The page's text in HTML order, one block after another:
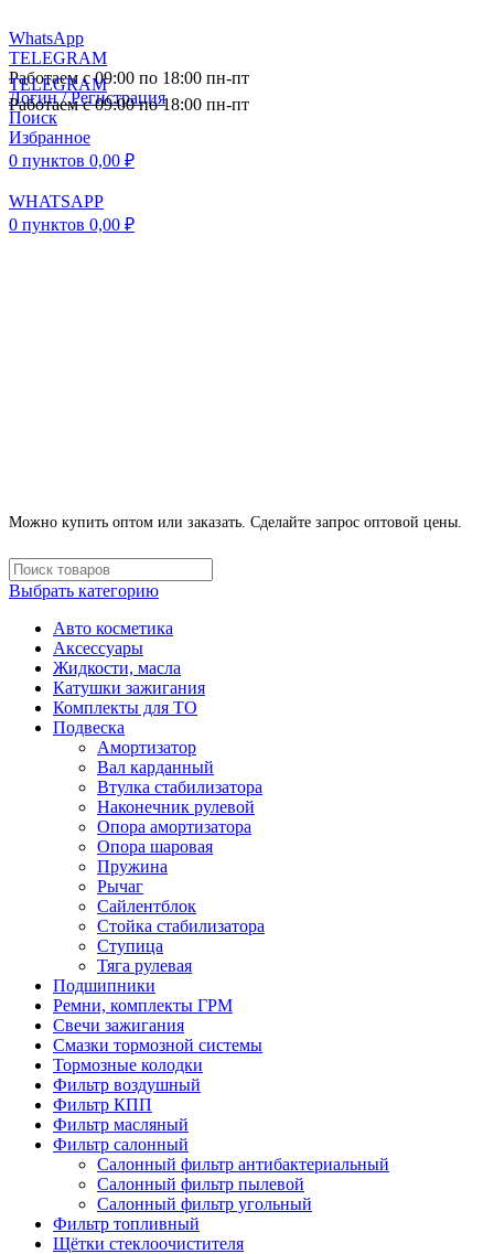
WhatsApp
TELEGRAM
Работаем с 09:00 по 18:00 пн-пт
Логин / Регистрация
Поиск
Избранное
0 пунктов 0,00 ₽
WHATSAPP
0 пунктов 0,00 ₽
TELEGRAM
Работаем с 09:00 по 18:00 пн-пт
Можно купить оптом или заказать. Сделайте запрос оптовой цены.
Выбрать категорию
Авто косметика
Аксессуары
Жидкости, масла
Катушки зажигания
Комплекты для ТО
Подвеска
Амортизатор
Вал карданный
Втулка стабилизатора
Наконечник рулевой
Опора амортизатора
Опора шаровая
Пружина
Рычаг
Сайлентблок
Стойка стабилизатора
Ступица
Тяга рулевая
Подшипники
Ремни, комплекты ГРМ
Свечи зажигания
Смазки тормозной системы
Тормозные колодки
Фильтр воздушный
Фильтр КПП
Фильтр масляный
Фильтр салонный
Салонный фильтр антибактериальный
Салонный фильтр пылевой
Салонный фильтр угольный
Фильтр топливный
Щётки стеклоочистителя